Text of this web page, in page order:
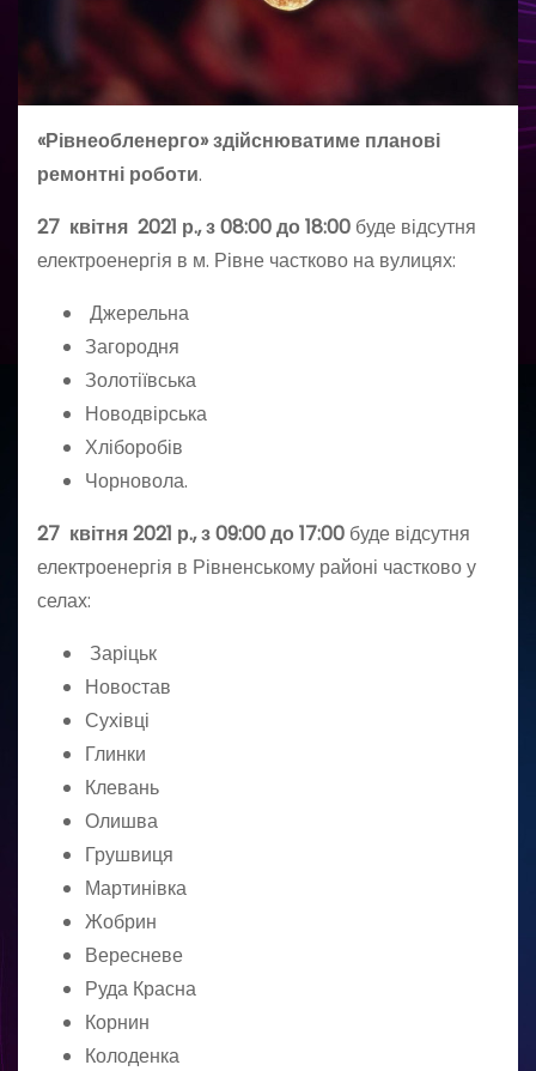
«Рівнеобленерго» здійснюватиме планові
ремонтні роботи.
27 квітня 2021 р., з 08:00 до 18:00 буде відсутня
електроенергія в м. Рівне частково на вулицях:
Джерельна
Загородня
Золотіївська
Новодвірська
Хліборобів
Чорновола.
27 квітня 2021 р., з 09:00 до 17:00 буде відсутня
електроенергія в Рівненському районі частково у
селах:
Заріцьк
Новостав
Сухівці
Глинки
Клевань
Олишва
Грушвиця
Мартинівка
Жобрин
Вересневе
Руда Красна
Корнин
Колоденка